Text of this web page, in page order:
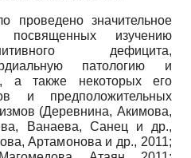
проведено значительное
посвященных изучению
дефицита,
патологию и
а также некоторых его
и предположительных
(Деревнина, Акимова,
Ванаева, Санец и др.,
Артамонова и др., 2011;